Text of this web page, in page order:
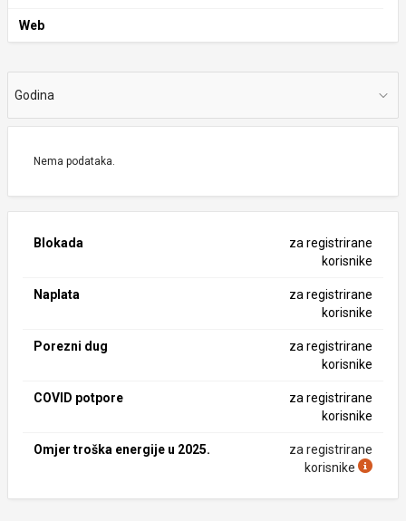
Web
Godina
Nema podataka.
Blokada
za registrirane
korisnike
Naplata
za registrirane
korisnike
Porezni dug
za registrirane
korisnike
COVID potpore
za registrirane
korisnike
Omjer troška energije u 2025.
za registrirane
korisnike